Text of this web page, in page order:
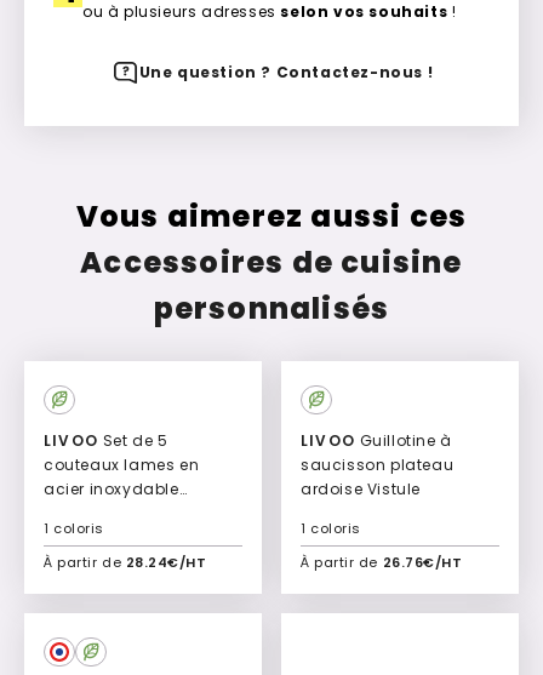
ou à plusieurs adresses selon vos souhaits !
Une question ? Contactez-nous !
Vous aimerez aussi ces
Accessoires de cuisine
personnalisés
LIVOO
couteaux lames en
acier inoxydable
À partir de 28.24€/HT
1 coloris
Ajouter à mon devis
LIVOO
saucisson plateau
ardoise Vistule
À partir de 26.76€/HT
1 coloris
Ajouter à mon devis